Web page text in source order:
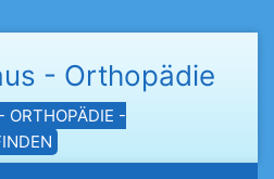
- Orthopädie
ORTHOPÄDIE -